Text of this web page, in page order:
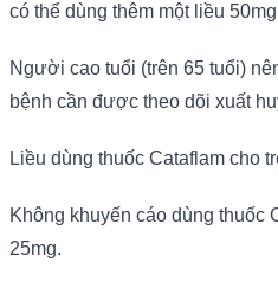
có thể dùng thêm một liều
Người cao tuổi (trên 65 tuổi)
bệnh cần được theo dõi xuất
Liều dùng thuốc Cataflam cho
Không khuyến cáo dùng thuốc
25mg.